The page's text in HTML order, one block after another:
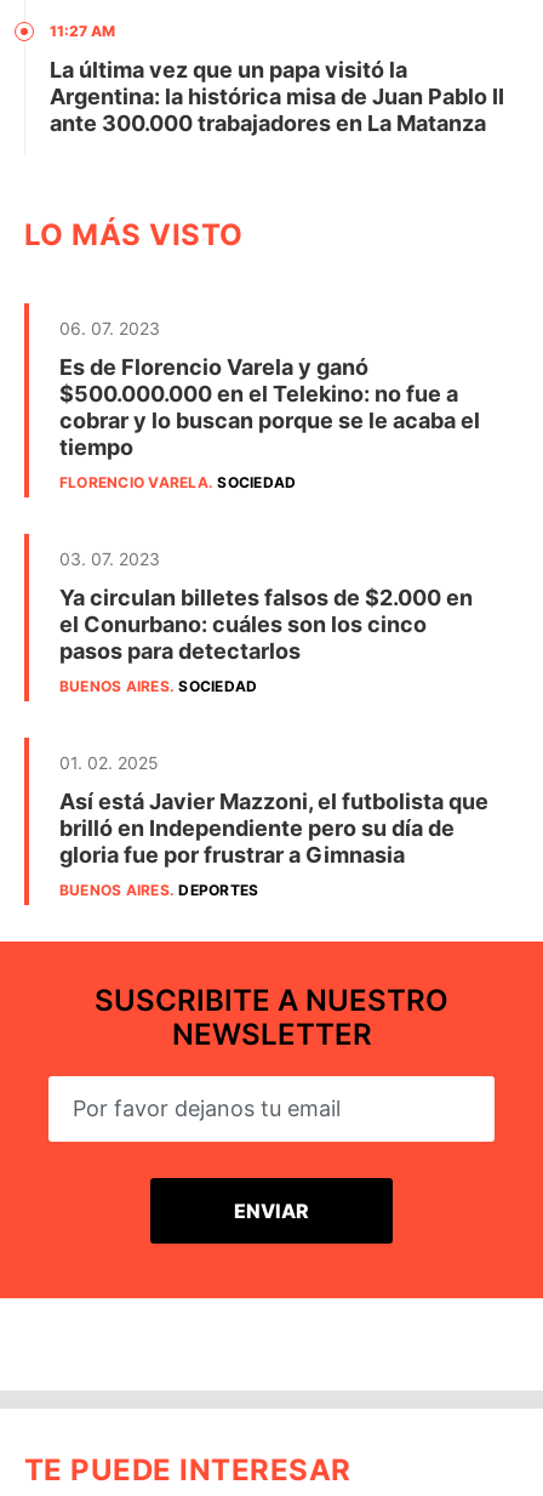
11:27 AM
La última vez que un papa visitó la
Argentina: la histórica misa de Juan Pablo II
ante 300.000 trabajadores en La Matanza
LO MÁS VISTO
06. 07. 2023
Es de Florencio Varela y ganó
$500.000.000 en el Telekino: no fue a
cobrar y lo buscan porque se le acaba el
tiempo
FLORENCIO VARELA.SOCIEDAD
03. 07. 2023
Ya circulan billetes falsos de $2.000 en
el Conurbano: cuáles son los cinco
pasos para detectarlos
BUENOS AIRES.SOCIEDAD
01. 02. 2025
Así está Javier Mazzoni, el futbolista que
brilló en Independiente pero su día de
gloria fue por frustrar a Gimnasia
BUENOS AIRES.DEPORTES
SUSCRIBITE A NUESTRO
NEWSLETTER
TE PUEDE INTERESAR